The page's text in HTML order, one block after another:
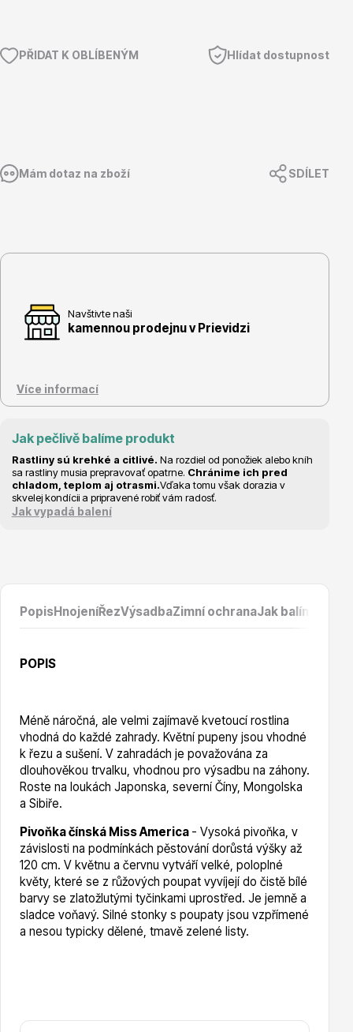
Květináče
Vzrostlé stromy
Nářadí, příslušenství
Hortenzie
Azalky a rododendrony
PŘIDAT K OBLÍBENÝM Hlídat dostupnost
Mám dotaz na zboží SDÍLET
Navštivte naši
kamennou prodejnu v Prievidzi
Více informací
Jak pečlivě balíme produkt
Rastliny sú krehké a citlivé. Na rozdiel od ponožiek alebo kníh
sa rastliny musia prepravovať opatrne. Chránime ich pred
chladom, teplom aj otrasmi.Vďaka tomu však dorazia v
skvelej kondícii a pripravené robiť vám radosť.
Jak vypadá balení
PopisHnojeníŘezVýsadbaZimní ochranaJak balíme
POPIS
Méně náročná, ale velmi zajímavě kvetoucí rostlina
vhodná do každé zahrady. Květní pupeny jsou vhodné
k řezu a sušení. V zahradách je považována za
dlouhověkou trvalku, vhodnou pro výsadbu na záhony.
Roste na loukách Japonska, severní Číny, Mongolska
a Sibiře.
Pivoňka čínská Miss America - Vysoká pivoňka, v
závislosti na podmínkách pěstování dorůstá výšky až
120 cm. V květnu a červnu vytváří velké, poloplné
květy, které se z růžových poupat vyvíjejí do čistě bílé
barvy se zlatožlutými tyčinkami uprostřed. Je jemně a
sladce voňavý. Silné stonky s poupaty jsou vzpřímené
a nesou typicky dělené, tmavě zelené listy.